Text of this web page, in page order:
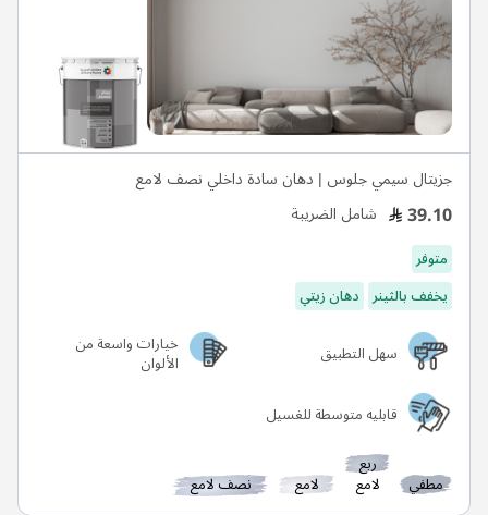
جزيتال سيمي جلوس | دهان سادة داخلي نصف لامع
39.10 شامل الضريبة
متوفر
يخفف بالثينر دهان زيتي
سهل التطبيق
خيارات واسعة من
الألوان
قابليه متوسطة للغسيل
مطفي
ربع
لامع لامع نصف لامع